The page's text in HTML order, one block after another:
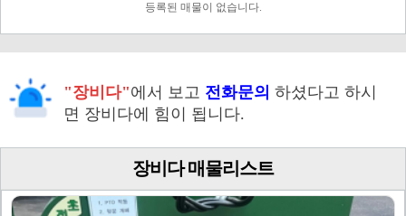
등록된 매물이 없습니다.
"장비다"에서 보고 전화문의 하셨다고 하시
면 장비다에 힘이 됩니다.
장비다 매물리스트